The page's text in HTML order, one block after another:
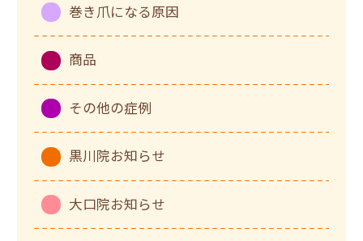
巻き爪になる原因
商品
その他の症例
黒川院お知らせ
大口院お知らせ